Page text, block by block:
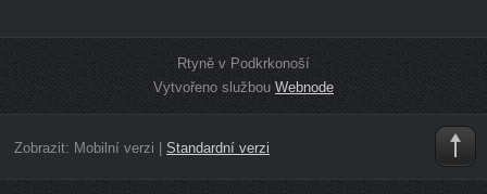
Rtyně v Podkrkonoší
Vytvořeno službouWebnode
Zobrazit: Mobilní verzi | Standardní verzi